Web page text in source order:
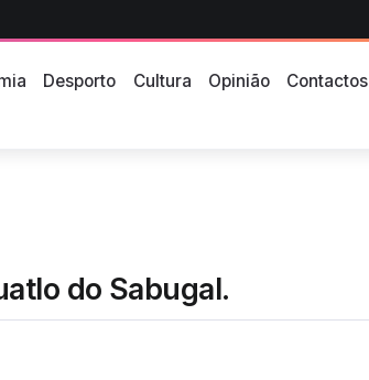
Desporto Cultura Opinião Contactos
do Sabugal.